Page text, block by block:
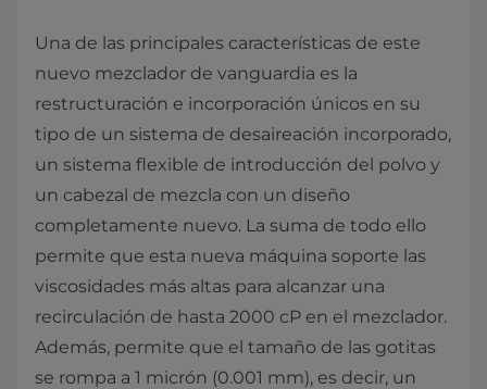
Una de las principales características de este
nuevo mezclador de vanguardia es la
restructuración e incorporación únicos en su
tipo de un sistema de desaireación incorporado,
un sistema flexible de introducción del polvo y
un cabezal de mezcla con un diseño
completamente nuevo. La suma de todo ello
permite que esta nueva máquina soporte las
viscosidades más altas para alcanzar una
recirculación de hasta 2000 cP en el mezclador.
Además, permite que el tamaño de las gotitas
se rompa a 1 micrón (0.001 mm), es decir, un